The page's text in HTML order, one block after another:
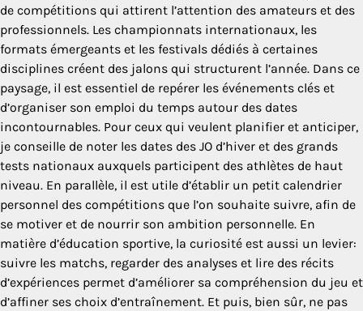
de compétitions qui attirent l’attention des amateurs et des
professionnels. Les championnats internationaux, les
formats émergeants et les festivals dédiés à certaines
disciplines créent des jalons qui structurent l’année. Dans ce
paysage, il est essentiel de repérer les événements clés et
d’organiser son emploi du temps autour des dates
incontournables. Pour ceux qui veulent planifier et anticiper,
je conseille de noter les dates des JO d’hiver et des grands
tests nationaux auxquels participent des athlètes de haut
niveau. En parallèle, il est utile d’établir un petit calendrier
personnel des compétitions que l’on souhaite suivre, afin de
se motiver et de nourrir son ambition personnelle. En
matière d’éducation sportive, la curiosité est aussi un levier:
suivre les matchs, regarder des analyses et lire des récits
d’expériences permet d’améliorer sa compréhension du jeu et
d’affiner ses choix d’entraînement. Et puis, bien sûr, ne pas